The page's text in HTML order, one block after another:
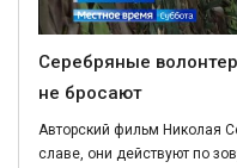
Серебряные
не бросают
Авторский фильм Николая
славе, они действуют по